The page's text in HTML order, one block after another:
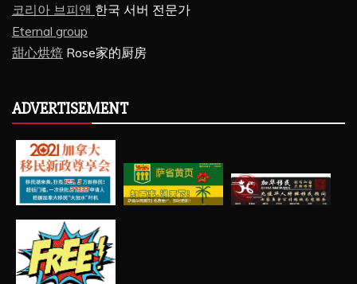
코리아 브피앤 한국 서버 전문가
Eternal group
甜心烘焙 Rose家的厨房
ADVERTISEMENT